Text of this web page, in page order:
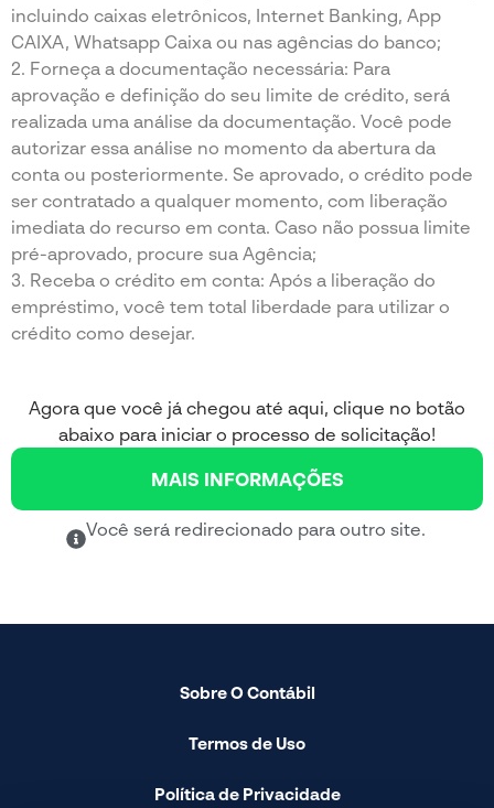
incluindo caixas eletrônicos, Internet Banking, App
CAIXA, Whatsapp Caixa ou nas agências do banco;
2. Forneça a documentação necessária: Para
aprovação e definição do seu limite de crédito, será
realizada uma análise da documentação. Você pode
autorizar essa análise no momento da abertura da
conta ou posteriormente. Se aprovado, o crédito pode
ser contratado a qualquer momento, com liberação
imediata do recurso em conta. Caso não possua limite
pré-aprovado, procure sua Agência;
3. Receba o crédito em conta: Após a liberação do
empréstimo, você tem total liberdade para utilizar o
crédito como desejar.
Agora que você já chegou até aqui, clique no botão
abaixo para iniciar o processo de solicitação!
MAIS INFORMAÇÕES
Você será redirecionado para outro site.
Sobre O Contábil
Termos de Uso
Política de Privacidade